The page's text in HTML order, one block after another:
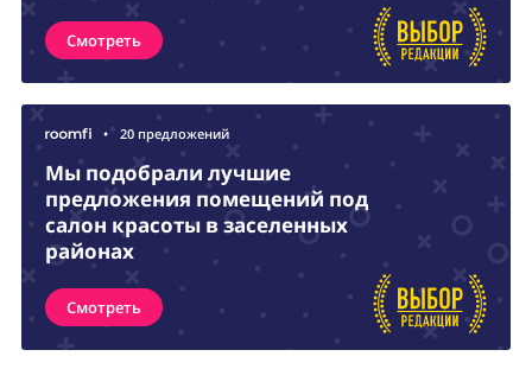
Смотреть
• 20 предложений
Мы подобрали лучшие
предложения помещений под
салон красоты в заселенных
районах
Смотреть